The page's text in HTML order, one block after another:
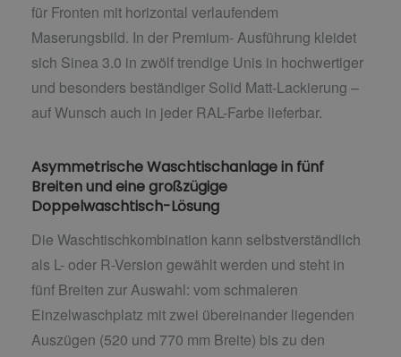
für Fronten mit horizontal verlaufendem
Maserungsbild. In der Premium- Ausführung kleidet
sich Sinea 3.0 in zwölf trendige Unis in hochwertiger
und besonders beständiger Solid Matt-Lackierung –
auf Wunsch auch in jeder RAL-Farbe lieferbar.
Asymmetrische Waschtischanlage in fünf
Breiten und eine großzügige
Doppelwaschtisch-Lösung
Die Waschtischkombination kann selbstverständlich
als L- oder R-Version gewählt werden und steht in
fünf Breiten zur Auswahl: vom schmaleren
Einzelwaschplatz mit zwei übereinander liegenden
Auszügen (520 und 770 mm Breite) bis zu den